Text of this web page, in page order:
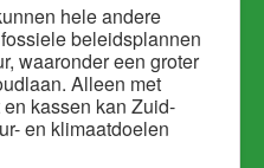
hele andere
beleidsplannen
waaronder een groter
Alleen met
kassen kan Zuid-
en klimaatdoelen